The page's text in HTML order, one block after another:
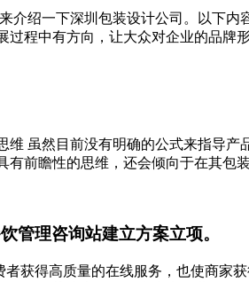
介绍一下深圳包装设计公司。以下
过程中有方向，让大众对企业的品牌
维 虽然目前没有明确的公式来指导
有前瞻性的思维，还会倾向于在其包
管理咨询站建立方案立项。
者获得高质量的在线服务，也使商家